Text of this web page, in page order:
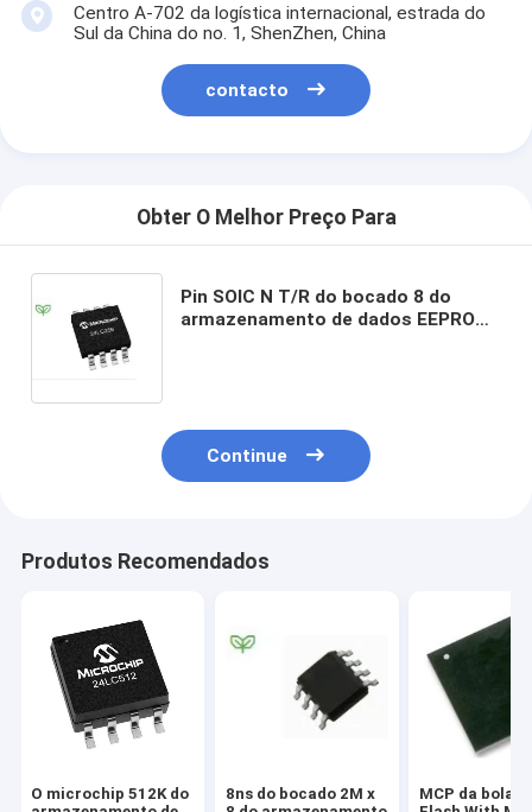
Centro A-702 da logística internacional, estrada do
Sul da China do no. 1, ShenZhen, China
contacto
Obter O Melhor Preço Para
Pin SOIC N T/R do bocado 8 do
armazenamento de dados EEPROM
Continue
Produtos Recomendados
O microchip 512K do
8ns do bocado 2M x
MCP da bola